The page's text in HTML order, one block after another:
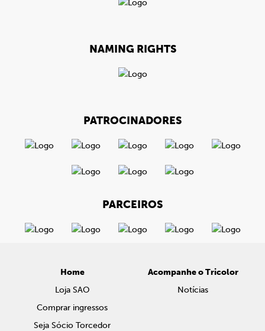
NAMING RIGHTS
PATROCINADORES
PARCEIROS
Home
Loja SAO
Comprar ingressos
Seja Sócio Torcedor
Acompanhe o Tricolor
Notícias